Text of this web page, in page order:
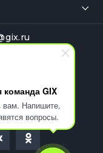
команда GIX
вам. Напишите,
вопросы.